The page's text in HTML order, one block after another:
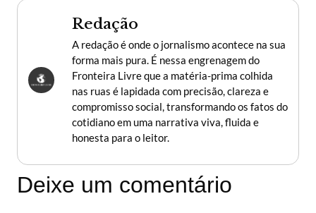
Redação
A redação é onde o jornalismo acontece na sua
forma mais pura. É nessa engrenagem do
Fronteira Livre que a matéria-prima colhida
nas ruas é lapidada com precisão, clareza e
compromisso social, transformando os fatos do
cotidiano em uma narrativa viva, fluida e
honesta para o leitor.
Deixe um comentário